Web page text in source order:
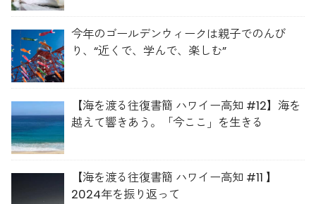
今年のゴールデンウィークは親子でのんび
り、“近くで、学んで、楽しむ”
【海を渡る往復書簡 ハワイー高知 #12】海を
越えて響きあう。「今ここ」を生きる
【海を渡る往復書簡 ハワイー高知 #11 】
2024年を振り返って